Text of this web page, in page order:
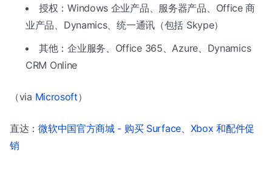
授权：Windows 企业产品、服务器产品、Office 商
业产品、Dynamics、统一通讯（包括 Skype）
其他：企业服务、Office 365、Azure、Dynamics
CRM Online
（via Microsoft）
直达：微软中国官方商城 - 购买 Surface、Xbox 和配件促
销